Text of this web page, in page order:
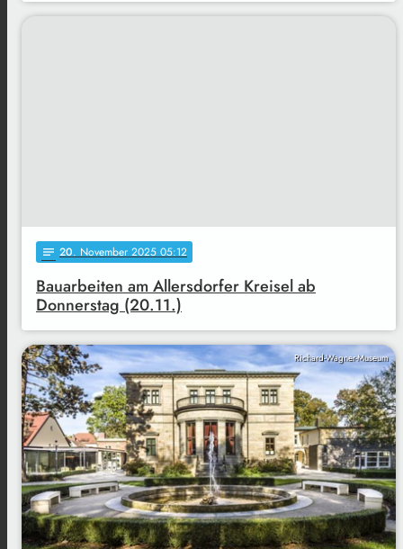
notes 20. November 2025 05:12
Bauarbeiten am Allersdorfer Kreisel ab
Donnerstag (20.11.)
Richard-Wagner-Museum